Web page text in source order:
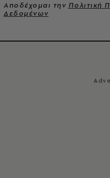
Αποδέχομαι την Πολιτική
Δεδομένων